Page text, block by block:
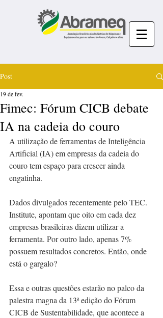
Post
Fimec: Fórum CICB debate
IA na cadeia do couro
19 de fev.
A utilização de ferramentas de Inteligência
Artificial (IA) em empresas da cadeia do
couro tem espaço para crescer ainda
engatinha.
Dados divulgados recentemente pelo TEC.
Institute, apontam que oito em cada dez
empresas brasileiras dizem utilizar a
ferramenta. Por outro lado, apenas 7%
possuem resultados concretos. Então, onde
está o gargalo?
Essa e outras questões estarão no palco da
palestra magna da 13ª edição do Fórum
CICB de Sustentabilidade, que acontece a